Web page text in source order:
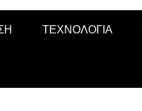
ΤΕΧΝΟΛΟΓΙΑ